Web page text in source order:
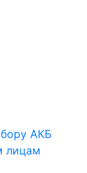
АКБ
лицам